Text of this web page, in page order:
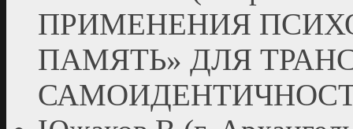
ПРИМЕНЕНИЯ
ПАМЯТЬ» ДЛЯ